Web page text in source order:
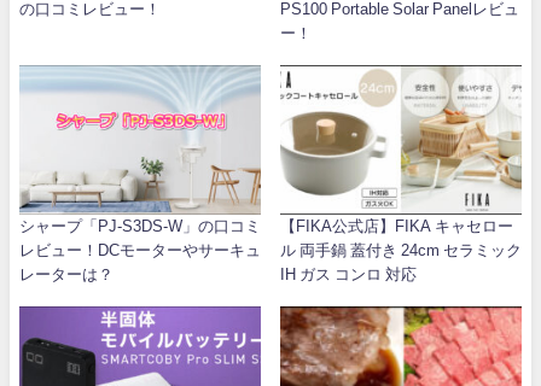
の口コミレビュー！
PS100 Portable Solar Panelレビュ
ー！
シャープ「PJ-S3DS-W」の口コミ
レビュー！DCモーターやサーキュ
レーターは？
【FIKA公式店】FIKA キャセロー
ル 両手鍋 蓋付き 24cm セラミック
IH ガス コンロ 対応